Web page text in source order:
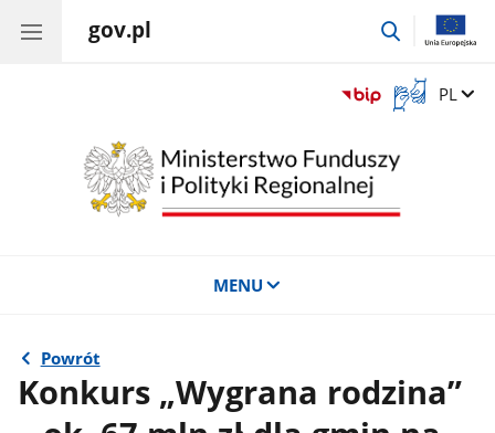
gov.pl
przejdź
Otwórz
okno
tłumaczem
migowego
Zmień
PL
MENU
Powrót
Konkurs „Wygrana rodzina”